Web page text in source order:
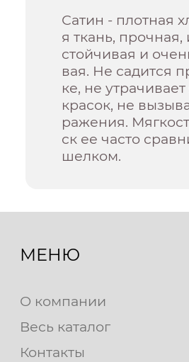
Сатин - плотная
я ткань, прочная,
стойчивая и
вая. Не садится
ке, не
красок, не
ражения.
ск ее часто
шелком.
МЕНЮ
О компании
Весь каталог
Контакты